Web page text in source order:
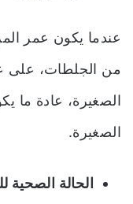
عندما يكون عمر
من الجلطات، على
الصغيرة، عادة ما
الصغيرة.
الحالة